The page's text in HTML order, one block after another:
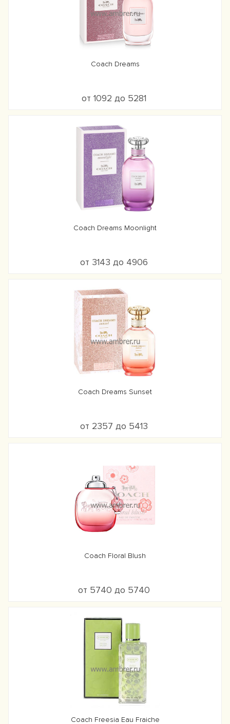
Coach Dreams
от 1092 до 5281
Coach Dreams Moonlight
от 3143 до 4906
Coach Dreams Sunset
от 2357 до 5413
Coach Floral Blush
от 5740 до 5740
Coach Freesia Eau Fraiche